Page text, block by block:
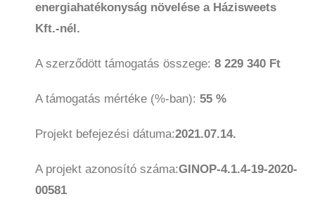
energiahatékonyság növelése a Házisweets
Kft.-nél.
A szerződött támogatás összege: 8 229 340 Ft
A támogatás mértéke (%-ban): 55 %
Projekt befejezési dátuma:2021.07.14.
A projekt azonosító száma:GINOP-4.1.4-19-2020-
00581